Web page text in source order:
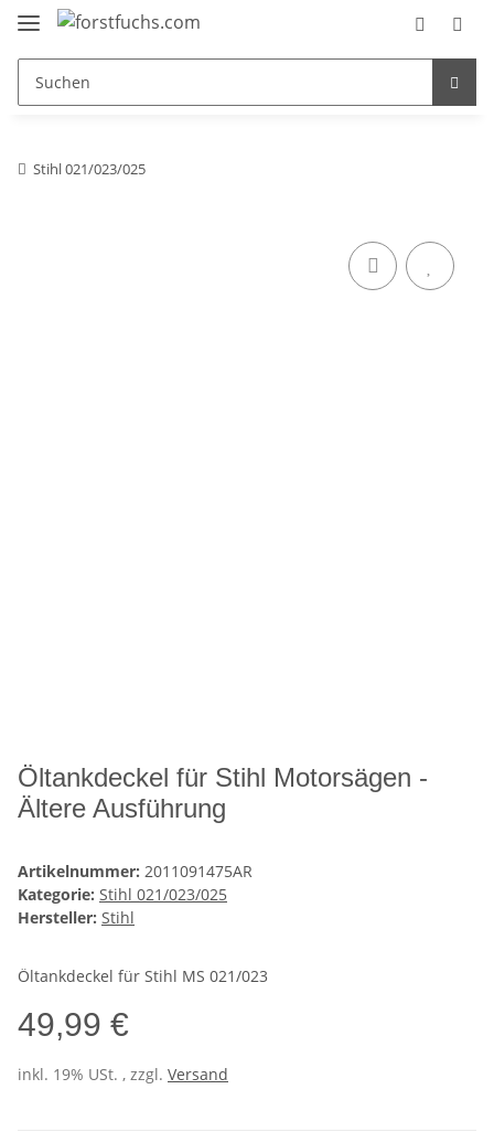
Stihl 021/023/025
Öltankdeckel für Stihl Motorsägen -
Ältere Ausführung
Artikelnummer: 2011091475AR
Kategorie: Stihl 021/023/025
Hersteller: Stihl
Öltankdeckel für Stihl MS 021/023
49,99 €
inkl. 19% USt. , zzgl. Versand